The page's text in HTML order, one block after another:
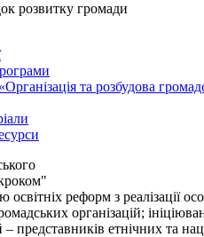
розвитку громади
та розбудова
освітніх реформ з реалізації
організацій;
– представників етнічних та